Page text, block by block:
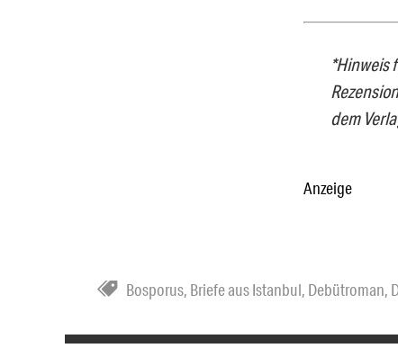
*Hinweis
dem
Anzeige
Bosporus, Briefe aus Istanbul, Debütroman,